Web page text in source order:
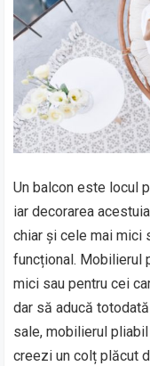
Un balcon este locul
iar decorarea
chiar și cele mai mici
funcțional. Mobilierul
mici sau pentru cei
dar să aducă
sale, mobilierul
creezi un colț plăcut